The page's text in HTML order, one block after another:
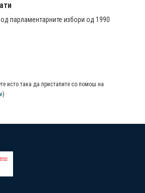
парламентарните избори од 1990
исто така да пристапите со помош на
)